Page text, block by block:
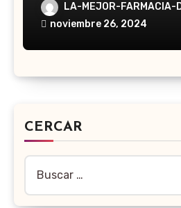
LA-MEJOR-FARMACIA-
noviembre 26, 2024
CERCAR